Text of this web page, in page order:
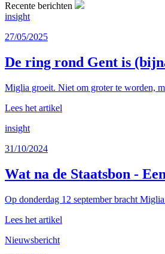
Recente berichten
insight
27/05/2025
De ring rond Gent is
Miglia groeit. Niet om groter te worden,
Lees het artikel
insight
31/10/2024
Wat na de Staatsbon -
Op donderdag 12 september bracht
Lees het artikel
Nieuwsbericht